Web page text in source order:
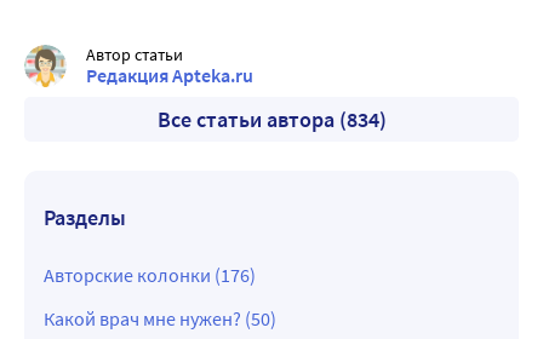
Автор статьи
Редакция Apteka.ru
Все статьи автора (834)
Разделы
Авторские колонки (176)
Какой врач мне нужен? (50)